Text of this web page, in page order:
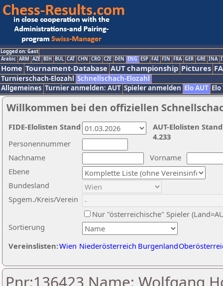
Logged on: Gast
Arabic ARM AZE BIH BUL CAT CHN CRO CZE DEN ENG ESP FAI FIN FRA GER GRE INA
Home Tournament-Database AUT championship Pictures
Turnierschach-Elozahl Schnellschach-Elozahl
Allgemeines Turnier anmelden: AUT Spieler anmelden Elo AUT
Willkommen bei den offiziellen
Nachname
Vorname
Ebene
Sortierung
Personennummer
Bundesland
Spgem./Kreis/Verein
Nur "österreichische" Spieler
Vereinslisten:Wien Niederösterreich Burgenland
AUT-Elolisten
4.233
FIDE-Elolisten Stand
Pnr:136423 Name: Wolfgang